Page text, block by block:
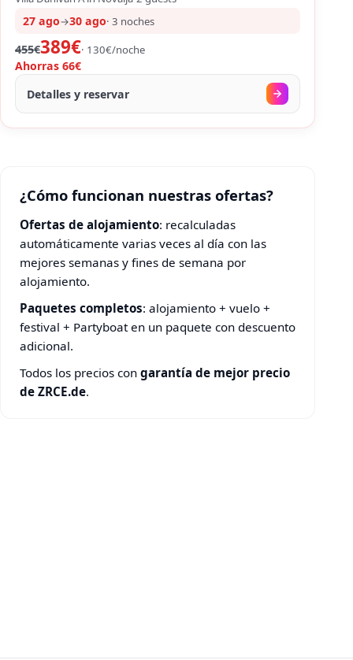
27 ago→30 ago· 3 noches
455€389€· 130€/noche
Ahorras 66€
Detalles y reservar
¿Cómo funcionan nuestras ofertas?
Ofertas de alojamiento: recalculadas
automáticamente varias veces al día con las
mejores semanas y fines de semana por
alojamiento.
Paquetes completos: alojamiento + vuelo +
festival + Partyboat en un paquete con descuento
adicional.
Todos los precios con garantía de mejor precio
de ZRCE.de.